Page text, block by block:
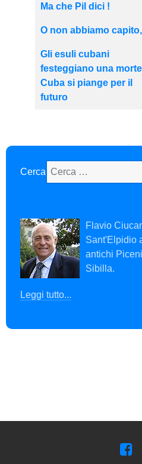
Ma che Pil dici !
O non abbiamo
Gli esuli cubani
festeggiano una
Cuba si piange per il
futuro
Cerca
Flavio
Sant'Elpidio
antichi
Sibilla.
Leggi tutto...